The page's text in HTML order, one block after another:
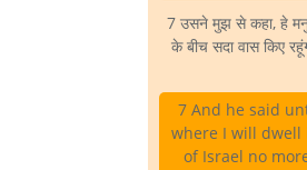
7 उसने मुझ से कहा, हे
के बीच सदा वास किए
7 And he said
where I will dwell
of Israel no